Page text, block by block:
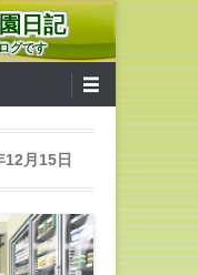
日記
グです
12月15日